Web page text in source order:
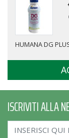
HUMANA DG
ISCRIVITI ALLA